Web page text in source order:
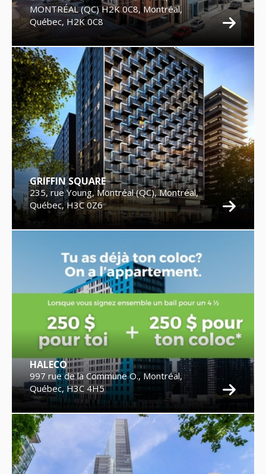
MONTRÉAL (QC) H2K 0C8, Montréal,
Québec, H2K 0C8
GRIFFIN SQUARE
235, rue Young, Montréal (QC), Montréal,
Québec, H3C 0Z6
HALECO
997 rue de la Commune O., Montréal,
Québec, H3C 4H5